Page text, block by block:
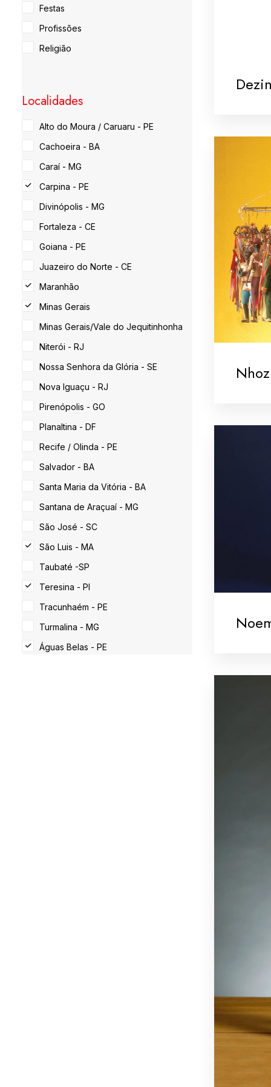
Festas
Profissões
Religião
Localidades
Alto do Moura / Caruaru - PE
Cachoeira - BA
Caraí - MG
Carpina - PE
Divinópolis - MG
Fortaleza - CE
Goiana - PE
Juazeiro do Norte - CE
Maranhão
Minas Gerais
Minas Gerais/Vale do Jequitinhonha
Niterói - RJ
Nossa Senhora da Glória - SE
Nova Iguaçu - RJ
Pirenópolis - GO
Planaltina - DF
Recife / Olinda - PE
Salvador - BA
Santa Maria da Vitória - BA
Santana de Araçuaí - MG
São José - SC
São Luis - MA
Taubaté -SP
Teresina - PI
Tracunhaém - PE
Turmalina - MG
Águas Belas - PE